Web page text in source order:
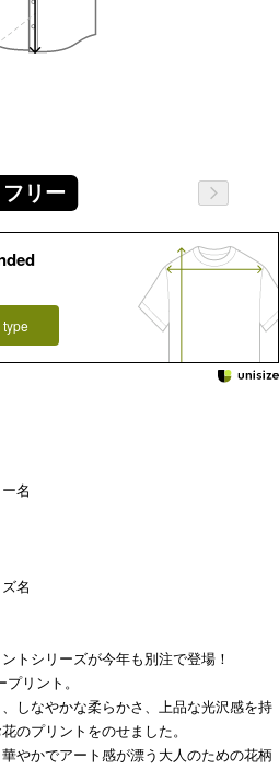
フリー
名
名
トシリーズが今年も別注で登場！
リント。
しなやかな柔らかさ、上品な光沢感を持
のプリントをのせました。
やかでアート感が漂う大人のための花柄